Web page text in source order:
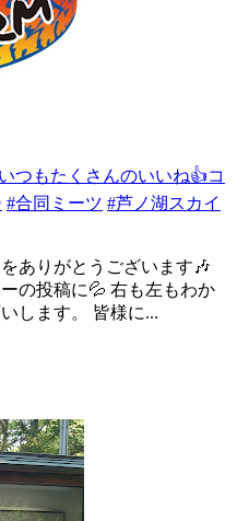
つもたくさんのいいね👍コ
#合同ミーツ #芦ノ湖スカイ
ありがとうございます🎶
の投稿に💦 右も左もわか
します。 皆様に...